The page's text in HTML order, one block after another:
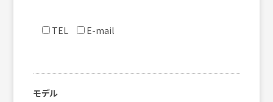
TEL E-mail
モデル